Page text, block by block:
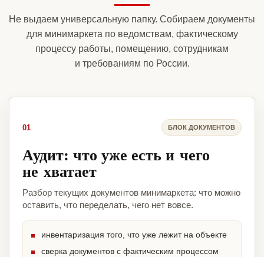
Не выдаем универсальную папку. Собираем документы
для минимаркета по ведомствам, фактическому
процессу работы, помещению, сотрудникам
и требованиям по России.
01 БЛОК ДОКУМЕНТОВ
Аудит: что уже есть и чего
не хватает
Разбор текущих документов минимаркета: что можно
оставить, что переделать, чего нет вовсе.
инвентаризация того, что уже лежит на объекте
сверка документов с фактическим процессом